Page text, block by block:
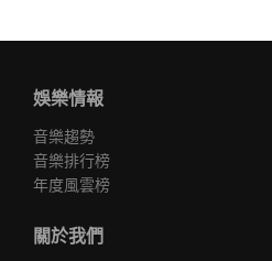
娛樂情報
音樂趨勢
音樂排行榜
年度風雲榜
關於我們